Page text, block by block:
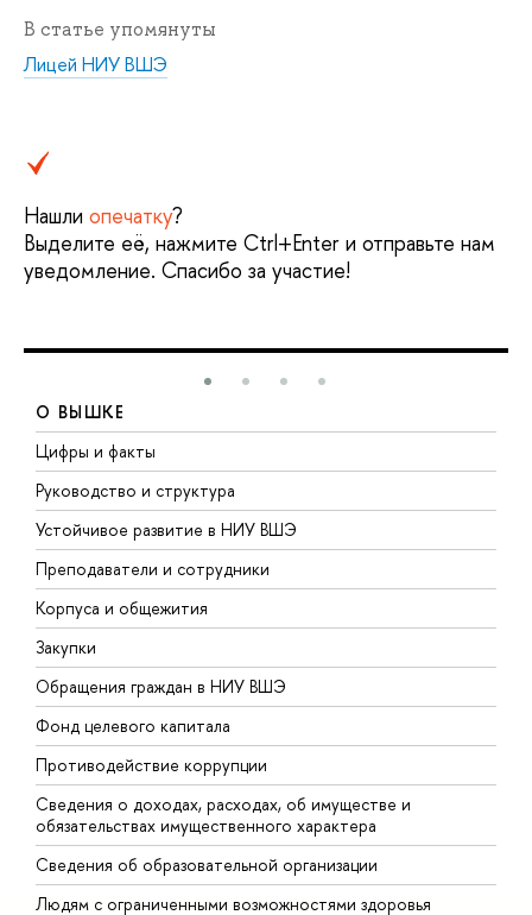
В статье упомянуты
Лицей НИУ ВШЭ
Нашли опечатку?
Выделите её, нажмите Ctrl+Enter и отправьте нам
уведомление. Спасибо за участие!
О ВЫШКЕ
Цифры и факты
Руководство и структура
Устойчивое развитие в НИУ ВШЭ
Преподаватели и сотрудники
Корпуса и общежития
Закупки
Обращения граждан в НИУ ВШЭ
Фонд целевого капитала
Противодействие коррупции
Сведения о доходах, расходах, об имуществе и
обязательствах имущественного характера
Сведения об образовательной организации
Людям с ограниченными возможностями здоровья